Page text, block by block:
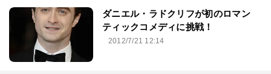
ダニエル・ラドクリフが初のロマン
ティックコメディに挑戦！
2012/7/21 12:14